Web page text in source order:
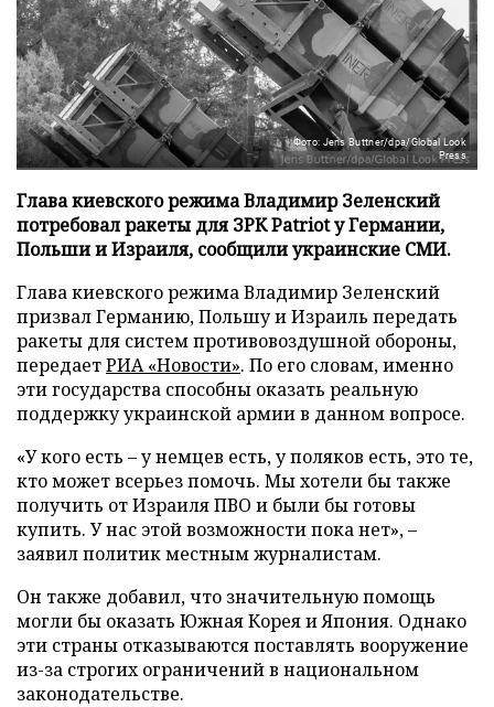
Фото: Jens Buttner/dpa/Global Look
Press
Глава киевского режима Владимир Зеленский
потребовал ракеты для ЗРК Patriot у Германии,
Польши и Израиля, сообщили украинские СМИ.
Глава киевского режима Владимир Зеленский
призвал Германию, Польшу и Израиль передать
ракеты для систем противовоздушной обороны,
передаетРИА «Новости». По его словам, именно
эти государства способны оказать реальную
поддержку украинской армии в данном вопросе.
«У кого есть – у немцев есть, у поляков есть, это те,
кто может всерьез помочь. Мы хотели бы также
получить от Израиля ПВО и были бы готовы
купить. У нас этой возможности пока нет», –
заявил политик местным журналистам.
Он также добавил, что значительную помощь
могли бы оказать Южная Корея и Япония. Однако
эти страны отказываются поставлять вооружение
из-за строгих ограничений в национальном
законодательстве.